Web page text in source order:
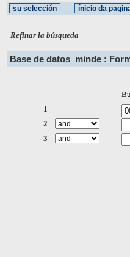
Refinar la búsqueda
Base de datos minde :
1
2
3